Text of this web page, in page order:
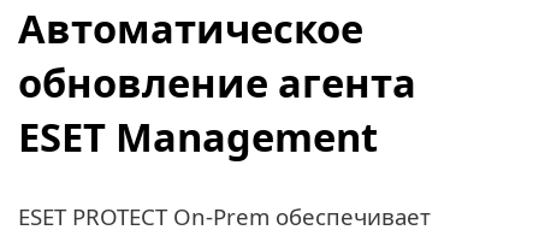
Автоматическое
обновление агента
ESET Management
ESET PROTECT On-Prem обеспечивает